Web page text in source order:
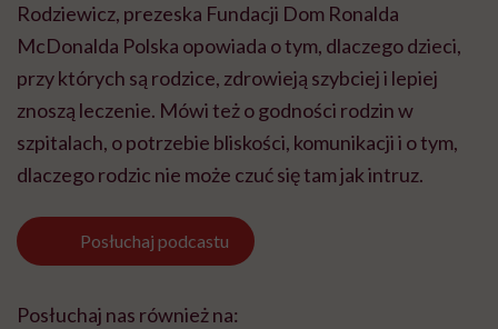
Rodziewicz, prezeska Fundacji Dom Ronalda
McDonalda Polska opowiada o tym, dlaczego dzieci,
przy których są rodzice, zdrowieją szybciej i lepiej
znoszą leczenie. Mówi też o godności rodzin w
szpitalach, o potrzebie bliskości, komunikacji i o tym,
dlaczego rodzic nie może czuć się tam jak intruz.
Posłuchaj podcastu
Posłuchaj nas również na: